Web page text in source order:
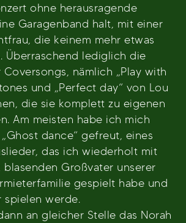
ohne herausragende
Garagenband halt, mit einer
die keinem mehr etwas
Überraschend lediglich die
Coversongs, nämlich „Play with
und „Perfect day“ von Lou
die sie komplett zu eigenen
Am meisten habe ich mich
dance“ gefreut, eines
das ich wiederholt mit
blasenden Großvater unserer
gespielt habe und
spielen werde.
an gleicher Stelle das Norah